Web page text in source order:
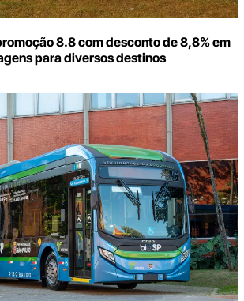
8.8 com desconto de 8,8% em
para diversos destinos